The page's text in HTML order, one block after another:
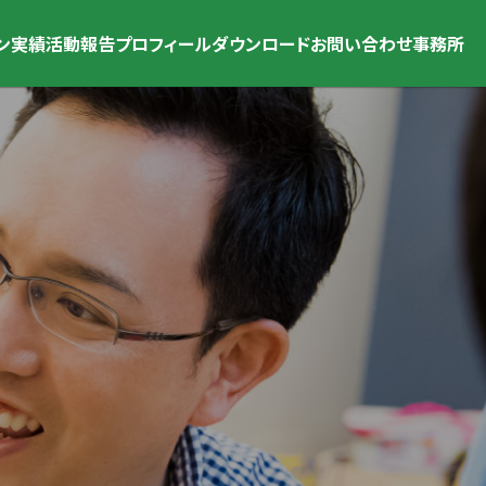
実績活動報告プロフィールダウンロードお問い合わせ事務所